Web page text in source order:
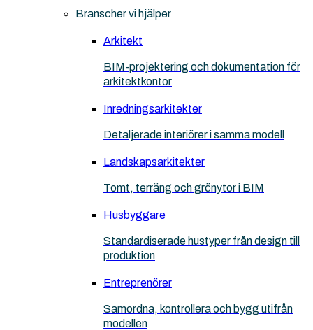
Branscher vi hjälper
Arkitekt
BIM-projektering och dokumentation för
arkitektkontor
Inredningsarkitekter
Detaljerade interiörer i samma modell
Landskapsarkitekter
Tomt, terräng och grönytor i BIM
Husbyggare
Standardiserade hustyper från design till
produktion
Entreprenörer
Samordna, kontrollera och bygg utifrån
modellen